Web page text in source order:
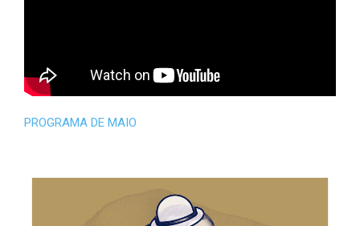
PROGRAMA DE MAIO